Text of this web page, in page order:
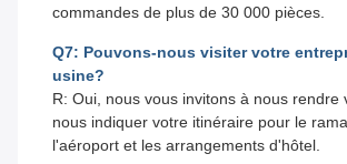
commandes de plus de 30 000 pièces.
Q7: Pouvons-nous visiter votre
usine?
R: Oui, nous vous invitons à nous rendre
nous indiquer votre itinéraire pour le
l'aéroport et les arrangements d'hôtel.